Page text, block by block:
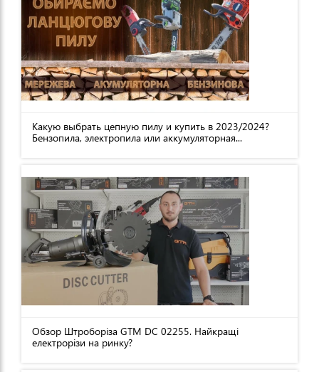
Какую выбрать цепную пилу и купить в 2023/2024?
Бензопила, электропила или аккумуляторная...
Обзор Штроборіза GTM DC 02255. Найкращі
електрорізи на ринку?